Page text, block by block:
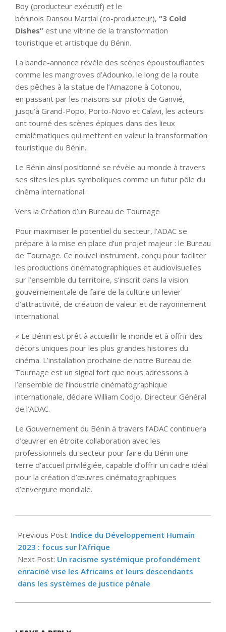
Boy (producteur exécutif) et le
béninois Dansou Martial (co-producteur), “3 Cold
Dishes” est une vitrine de la transformation
touristique et artistique du Bénin.
La bande-annonce révèle des scènes époustouflantes
comme les mangroves d’Adounko, le long de la route
des pêches à la statue de l’Amazone à Cotonou,
en passant par les maisons sur pilotis de Ganvié,
jusqu’à Grand-Popo, Porto-Novo et Calavi, les acteurs
ont tourné des scènes épiques dans des lieux
emblématiques qui mettent en valeur la transformation
touristique du Bénin.
Le Bénin ainsi positionné se révèle au monde à travers
ses sites les plus symboliques comme un futur pôle du
cinéma international.
Vers la Création d’un Bureau de Tournage
Pour maximiser le potentiel du secteur, l’ADAC se
prépare à la mise en place d’un projet majeur : le Bureau
de Tournage. Ce nouvel instrument, conçu pour faciliter
les productions cinématographiques et audiovisuelles
sur l’ensemble du territoire, s’inscrit dans la vision
gouvernementale de faire de la culture un levier
d’attractivité, de création de valeur et de rayonnement
international.
« Le Bénin est prêt à accueillir le monde et à offrir des
décors uniques pour les plus grandes histoires du
cinéma. L’installation prochaine de notre Bureau de
Tournage est un signal fort que nous adressons à
l’ensemble de l’industrie cinématographique
internationale, déclare William Codjo, Directeur Général
de l’ADAC.
Le Gouvernement du Bénin à travers l’ADAC continuera
d’œuvrer en étroite collaboration avec les
professionnels du secteur pour faire du Bénin une
terre d’accueil privilégiée, capable d’offrir un cadre idéal
pour la création d’œuvres cinématographiques
d’envergure mondiale.
09-
25
Previous Post: Indice du Développement Humain
2023 : focus sur l’Afrique
Next Post: Un racisme systémique profondément
enraciné vise les Africains et leurs descendants
dans les systèmes de justice pénale